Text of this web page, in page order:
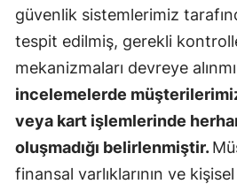
güvenlik sistemlerimiz
tespit edilmiş, gerekli
mekanizmaları devreye
incelemelerde
veya kart işlemlerinde
oluşmadığı belirlenmiştir.
finansal varlıklarının ve